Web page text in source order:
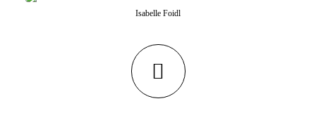
Isabelle Foidl